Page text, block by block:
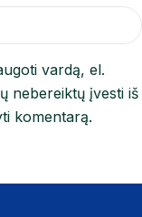
vardą, el.
nebereiktų įvesti iš
komentarą.